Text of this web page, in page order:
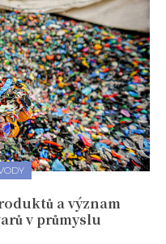
a význam
v průmyslu